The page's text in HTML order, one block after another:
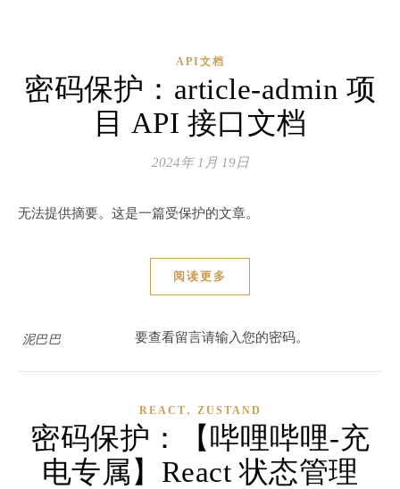
API文档
密码保护：article-admin 项
目 API 接口文档
2024年 1月 19日
无法提供摘要。这是一篇受保护的文章。
阅读更多
泥巴巴 要查看留言请输入您的密码。
REACT , ZUSTAND
密码保护：【哔哩哔哩-充
电专属】React 状态管理